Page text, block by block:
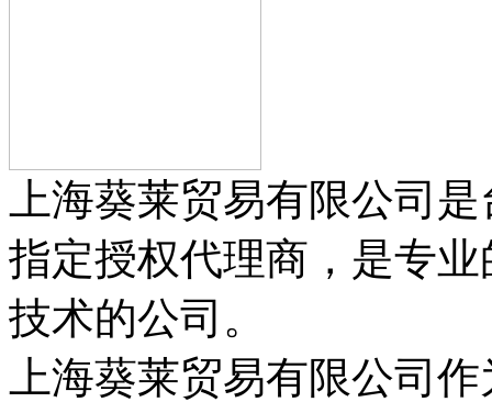
上海葵莱贸易有限公司
指定授权代理商，是专
技术的公司。
上海葵莱贸易有限公司